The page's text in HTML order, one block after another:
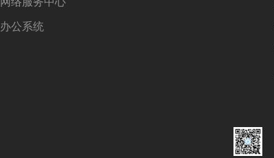
办公系统